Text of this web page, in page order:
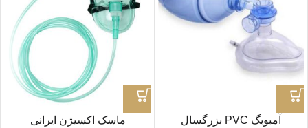
آمبوبگ PVC بزرگسال ماسک اکسیژن ایرانی